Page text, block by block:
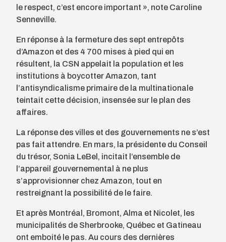
le respect, c’est encore important », note Caroline
Senneville.
En réponse à la fermeture des sept entrepôts
d’Amazon et des 4 700 mises à pied qui en
résultent, la CSN appelait la population et les
institutions à boycotter Amazon, tant
l’antisyndicalisme primaire de la multinationale
teintait cette décision, insensée sur le plan des
affaires.
La réponse des villes et des gouvernements ne s’est
pas fait attendre. En mars, la présidente du Conseil
du trésor, Sonia LeBel, incitait l’ensemble de
l’appareil gouvernemental à ne plus
s’approvisionner chez Amazon, tout en
restreignant la possibilité de le faire.
Et après Montréal, Bromont, Alma et Nicolet, les
municipalités de Sherbrooke, Québec et Gatineau
ont emboité le pas. Au cours des dernières